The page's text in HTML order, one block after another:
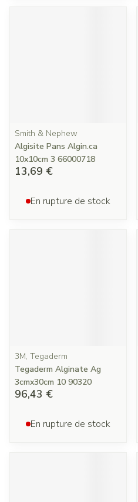
Smith & Nephew
Algisite Pans Algin.ca
10x10cm 3 66000718
13,69 €
En rupture de stock
3M, Tegaderm
Tegaderm Alginate Ag
3cmx30cm 10 90320
96,43 €
En rupture de stock